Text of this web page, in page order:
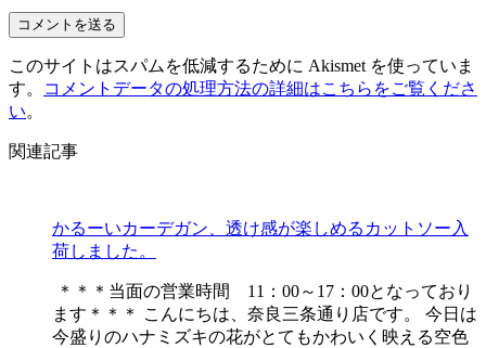
このサイトはスパムを低減するために Akismet を使っていま
す。
コメントデータの処理方法の詳細はこちらをご覧くださ
い。
関連記事
かるーいカーデガン、透け感が楽しめるカットソー入
荷しました。
＊＊＊当面の営業時間 11：00～17：00となっており
ます＊＊＊ こんにちは、奈良三条通り店です。 今日は
今盛りのハナミズキの花がとてもかわいく映える空色